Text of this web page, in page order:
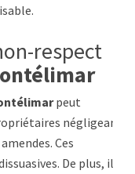
respect
peut
négligeant
Ces
De plus, il y